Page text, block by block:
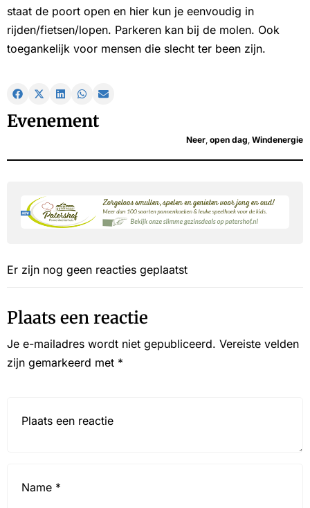
staat de poort open en hier kun je eenvoudig in
rijden/fietsen/lopen. Parkeren kan bij de molen. Ook
toegankelijk voor mensen die slecht ter been zijn.
Evenement
Neer, open dag, Windenergie
Er zijn nog geen reacties geplaatst
Plaats een reactie
Je e-mailadres wordt niet gepubliceerd. Vereiste velden
zijn gemarkeerd met *